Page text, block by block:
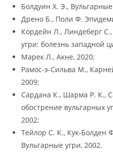
Болдуин Х. Э.,
Дрено Б., Поли Ф.
Кордейн Л., Линдеберг
угри: болезнь западной
Марек Л., Акне, 2020;
Рамос-э-Сильва М.,
2009;
Сардана К., Шарма Р. К.,
обострение вульгарных
2002;
Тейлор С. К., Кук-Болден
Вульгарные угри, 2002.